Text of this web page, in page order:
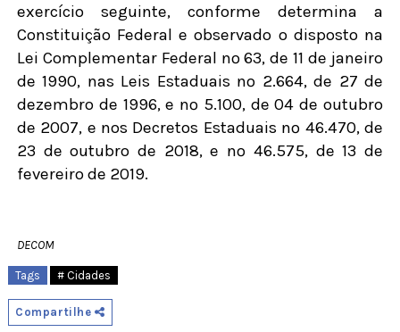
exercício seguinte, conforme determina a
Constituição Federal e observado o disposto na
Lei Complementar Federal nº 63, de 11 de janeiro
de 1990, nas Leis Estaduais nº 2.664, de 27 de
dezembro de 1996, e nº 5.100, de 04 de outubro
de 2007, e nos Decretos Estaduais nº 46.470, de
23 de outubro de 2018, e nº 46.575, de 13 de
fevereiro de 2019.
DECOM
Tags # Cidades
Compartilhe